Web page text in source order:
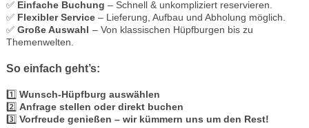
✅ Einfache Buchung – Schnell & unkompliziert reservieren.
✅ Flexibler Service– Lieferung, Aufbau und Abholung möglich.
✅ Große Auswahl – Von klassischen Hüpfburgen bis zu
Themenwelten.
So einfach geht’s:
1️⃣ Wunsch-Hüpfburg auswählen
2️⃣ Anfrage stellen oder direkt buchen
3️⃣ Vorfreude genießen – wir kümmern uns um den Rest!